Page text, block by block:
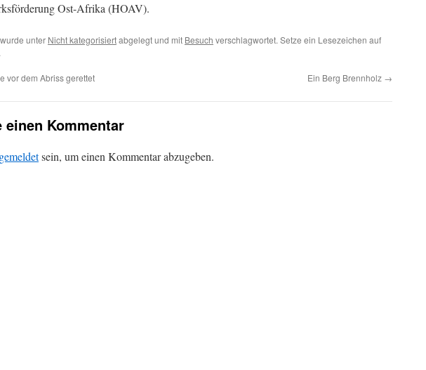
Ost-Afrika (HOAV).
unter Nicht kategorisiertabgelegt und mit Besuch verschlagwortet. Setze ein Lesezeichen auf
vor dem Abriss gerettet Ein Berg Brennholz →
einen Kommentar
sein, um einen Kommentar abzugeben.